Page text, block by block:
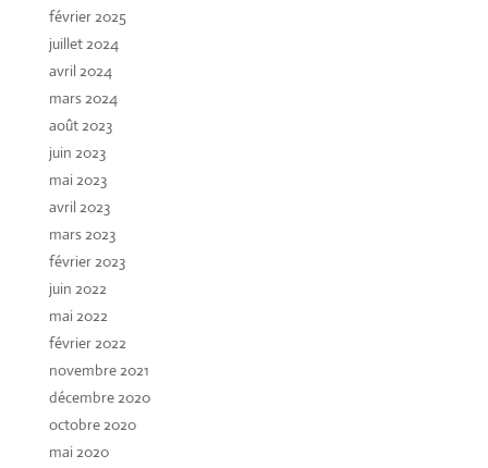
février 2025
juillet 2024
avril 2024
mars 2024
août 2023
juin 2023
mai 2023
avril 2023
mars 2023
février 2023
juin 2022
mai 2022
février 2022
novembre 2021
décembre 2020
octobre 2020
mai 2020